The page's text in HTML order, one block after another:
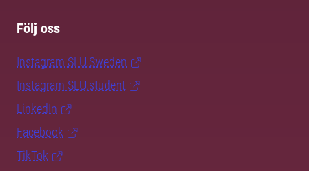
Följ oss
Instagram SLU.Sweden
Instagram SLU.student
LinkedIn
Facebook
TikTok